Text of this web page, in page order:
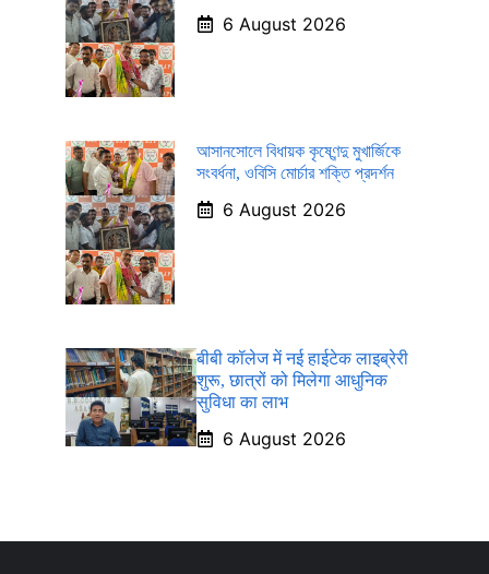
6 August 2026
আসানসোলে বিধায়ক কৃষ্ণেন্দু মুখার্জিকে
সংবর্ধনা, ওবিসি মোর্চার শক্তি প্রদর্শন
6 August 2026
बीबी कॉलेज में नई हाईटेक लाइब्रेरी
शुरू, छात्रों को मिलेगा आधुनिक
सुविधा का लाभ
6 August 2026